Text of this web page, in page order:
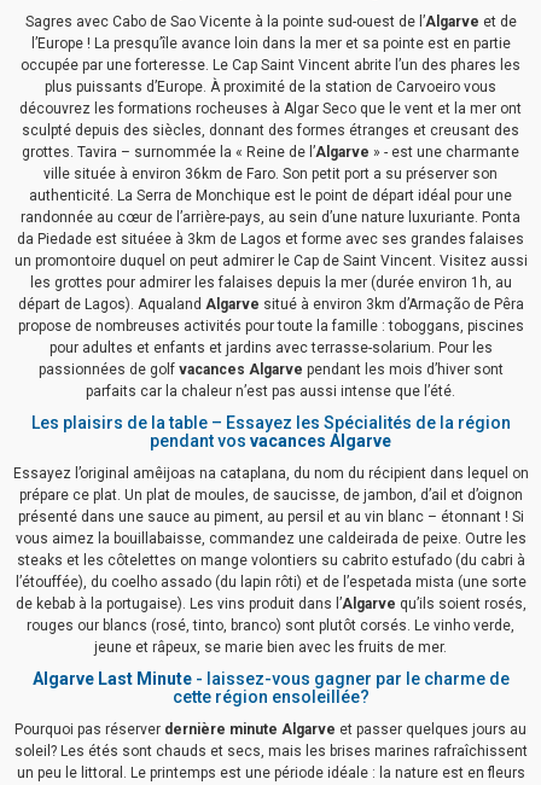
Sagres avec Cabo de Sao Vicente à la pointe sud-ouest de l’Algarve et de
l’Europe ! La presqu’île avance loin dans la mer et sa pointe est en partie
occupée par une forteresse. Le Cap Saint Vincent abrite l’un des phares les
plus puissants d’Europe. À proximité de la station de Carvoeiro vous
découvrez les formations rocheuses à Algar Seco que le vent et la mer ont
sculpté depuis des siècles, donnant des formes étranges et creusant des
grottes. Tavira – surnommée la « Reine de l’Algarve » - est une charmante
ville située à environ 36km de Faro. Son petit port a su préserver son
authenticité. La Serra de Monchique est le point de départ idéal pour une
randonnée au cœur de l’arrière-pays, au sein d’une nature luxuriante. Ponta
da Piedade est situéee à 3km de Lagos et forme avec ses grandes falaises
un promontoire duquel on peut admirer le Cap de Saint Vincent. Visitez aussi
les grottes pour admirer les falaises depuis la mer (durée environ 1h, au
départ de Lagos). Aqualand Algarve situé à environ 3km d’Armação de Pêra
propose de nombreuses activités pour toute la famille : toboggans, piscines
pour adultes et enfants et jardins avec terrasse-solarium. Pour les
passionnées de golf vacances Algarve pendant les mois d’hiver sont
parfaits car la chaleur n’est pas aussi intense que l’été.
Les plaisirs de la table – Essayez les Spécialités de la région
pendant vos vacances Algarve
Essayez l’original amêijoas na cataplana, du nom du récipient dans lequel on
prépare ce plat. Un plat de moules, de saucisse, de jambon, d’ail et d’oignon
présenté dans une sauce au piment, au persil et au vin blanc – étonnant ! Si
vous aimez la bouillabaisse, commandez une caldeirada de peixe. Outre les
steaks et les côtelettes on mange volontiers su cabrito estufado (du cabri à
l’étouffée), du coelho assado (du lapin rôti) et de l’espetada mista (une sorte
de kebab à la portugaise). Les vins produit dans l’Algarve qu’ils soient rosés,
rouges our blancs (rosé, tinto, branco) sont plutôt corsés. Le vinho verde,
jeune et râpeux, se marie bien avec les fruits de mer.
Algarve Last Minute- laissez-vous gagner par le charme de
cette région ensoleillée?
Pourquoi pas réserver dernière minute Algarve et passer quelques jours au
soleil? Les étés sont chauds et secs, mais les brises marines rafraîchissent
un peu le littoral. Le printemps est une période idéale : la nature est en fleurs